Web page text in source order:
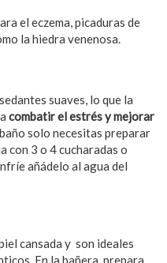
el eczema, picaduras de
la hiedra venenosa.
suaves, lo que la
combatir el estrés y mejorar
solo necesitas preparar
con 3 o 4 cucharadas o
añádelo al agua del
cansada y son ideales
En la bañera, prepara